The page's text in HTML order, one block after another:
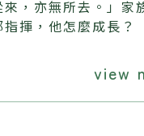
來，亦無所去。」家
揮，他怎麼成長？
view